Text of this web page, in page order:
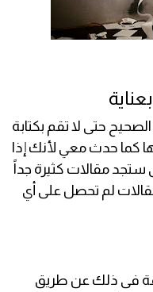
حتى لا تقم بكتابة
كما حدث معي لأنك إذا
مقالات كثيرة جداً
لم تحصل على أي
فى ذلك عن طريق